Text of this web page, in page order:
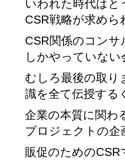
いわれた時代はと
CSR戦略が求めら
CSR関係のコン
しかやっていな
むしろ最後の取り
識を全て伝授する
企業の本質に関わ
プロジェクトの企
販促のための